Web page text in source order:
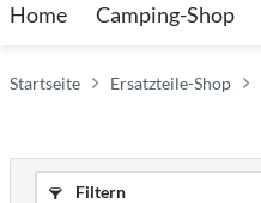
Home Camping-Shop
Startseite Ersatzteile-Shop
Filtern